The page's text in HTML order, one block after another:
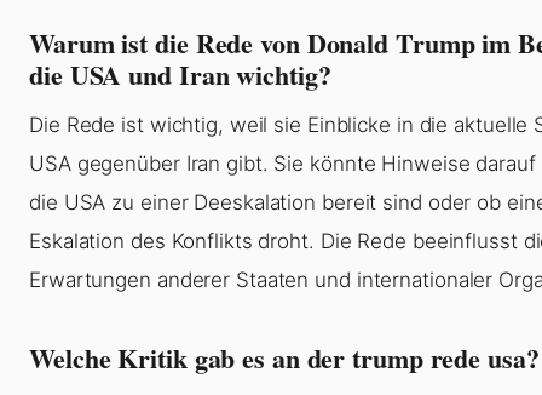
Warum ist die Rede von Donald Trump im
die USA und Iran wichtig?
Die Rede ist wichtig, weil sie Einblicke in die aktuelle
USA gegenüber Iran gibt. Sie könnte Hinweise
die USA zu einer Deeskalation bereit sind oder ob
Eskalation des Konflikts droht. Die Rede beeinflusst
Erwartungen anderer Staaten und internationaler
Welche Kritik gab es an der trump rede usa?